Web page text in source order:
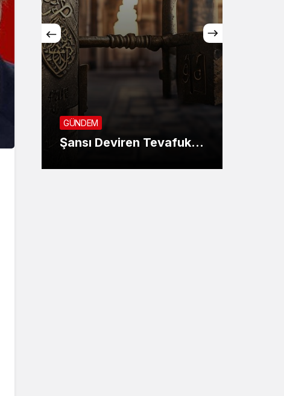
GÜNDEM
Şansı Deviren Tevafuk…